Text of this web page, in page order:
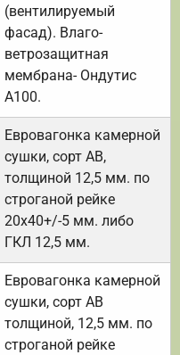
(вентилируемый
фасад). Влаго-
ветрозащитная
мембрана- Ондутис
А100.
Евровагонка камерной
сушки, сорт АВ,
толщиной 12,5 мм. по
строганой рейке
20х40+/-5 мм. либо
ГКЛ 12,5 мм.
Евровагонка камерной
сушки, сорт АВ
толщиной, 12,5 мм. по
строганой рейке